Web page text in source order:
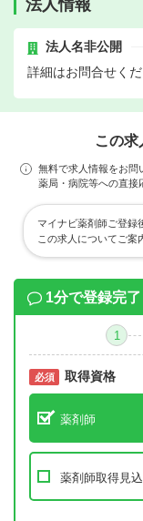
法人情報
法人名非公開
詳細はお問合せく
この求
無料で求人情報をお問
薬局・病院等への直接
マイナビ薬剤師ご登録
この求人についてご案
1分で登録完了
1
必須 取得資格
薬剤師
薬剤師取得見込